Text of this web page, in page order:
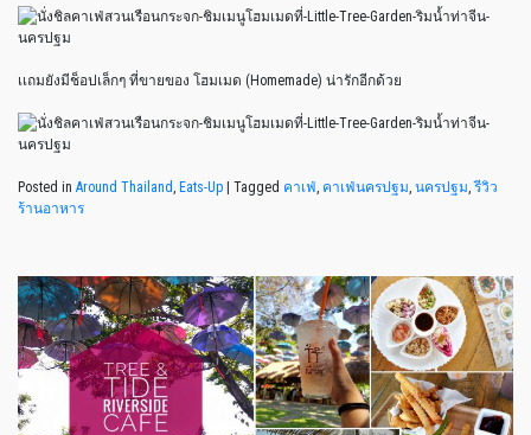
เเถมยังมีช็อปเล็กๆ ที่ขายของ โฮมเมด (Homemade) น่ารักอีกด้วย
Posted in Around Thailand Eats-Up | Tagged คาเฟ่ คาเฟ่นครปฐม นครปฐม ,รีวิว
ร้านอาหาร